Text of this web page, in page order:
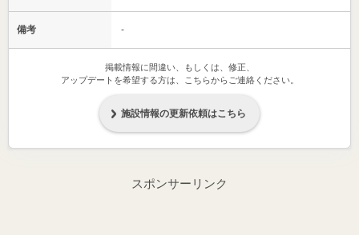
備考 -
掲載情報に間違い、もしくは、修正、
アップデートを希望する方は、こちらからご連絡ください。
施設情報の更新依頼はこちら
スポンサーリンク